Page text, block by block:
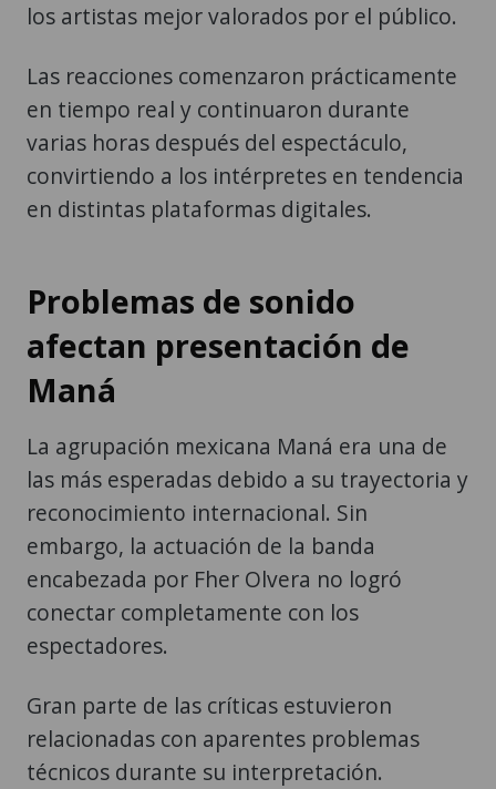
los artistas mejor valorados por el público.
Las reacciones comenzaron prácticamente
en tiempo real y continuaron durante
varias horas después del espectáculo,
convirtiendo a los intérpretes en tendencia
en distintas plataformas digitales.
Problemas de sonido
afectan presentación de
Maná
La agrupación mexicana Maná era una de
las más esperadas debido a su trayectoria y
reconocimiento internacional. Sin
embargo, la actuación de la banda
encabezada por Fher Olvera no logró
conectar completamente con los
espectadores.
Gran parte de las críticas estuvieron
relacionadas con aparentes problemas
técnicos durante su interpretación.